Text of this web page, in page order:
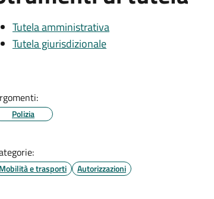
Tutela amministrativa
Tutela giurisdizionale
Polizia
Mobilità e trasporti Autorizzazioni